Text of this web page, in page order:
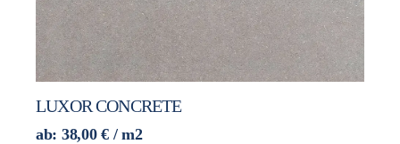
LUXOR CONCRETE
ab: 38,00€ / m2